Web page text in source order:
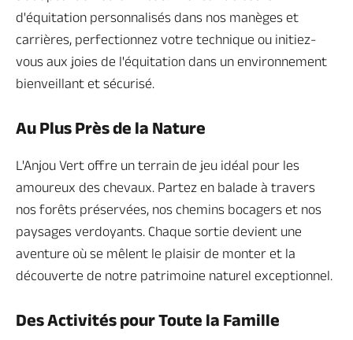
d'équitation personnalisés dans nos manèges et
carrières, perfectionnez votre technique ou initiez-
vous aux joies de l'équitation dans un environnement
bienveillant et sécurisé.
Au Plus Près de la Nature
L'Anjou Vert offre un terrain de jeu idéal pour les
amoureux des chevaux. Partez en balade à travers
nos forêts préservées, nos chemins bocagers et nos
paysages verdoyants. Chaque sortie devient une
aventure où se mêlent le plaisir de monter et la
découverte de notre patrimoine naturel exceptionnel.
Des Activités pour Toute la Famille